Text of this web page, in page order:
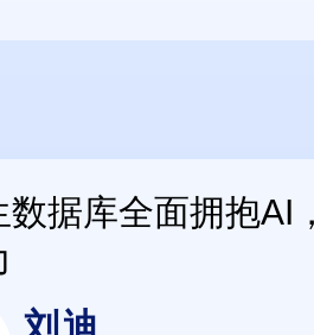
数据库全面拥抱AI
刘迪